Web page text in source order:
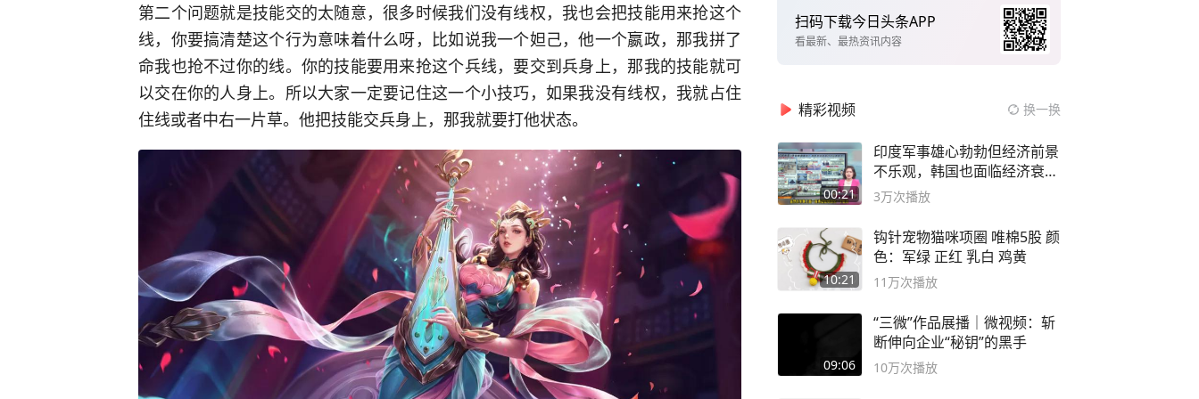
第二个问题就是技能交的太随意，很多时候我们没有线权，我也会把技能用来抢这个
线，你要搞清楚这个行为意味着什么呀，比如说我一个妲己，他一个嬴政，那我拼了
命我也抢不过你的线。你的技能要用来抢这个兵线，要交到兵身上，那我的技能就可
以交在你的人身上。所以大家一定要记住这一个小技巧，如果我没有线权，我就占住
住线或者中右一片草。他把技能交兵身上，那我就要打他状态。
扫码下载今日头条APP
看最新、最热资讯内容
精彩视频 换一换
00:21
印度军事雄心勃勃但经济前景
不乐观，韩国也面临经济衰退
风险
3万次播放
10:21
钩针宠物猫咪项圈 唯棉5股 颜
色：军绿 正红 乳白 鸡黄
11万次播放
09:06
“三微”作品展播｜微视频：斩
断伸向企业“秘钥”的黑手
10万次播放